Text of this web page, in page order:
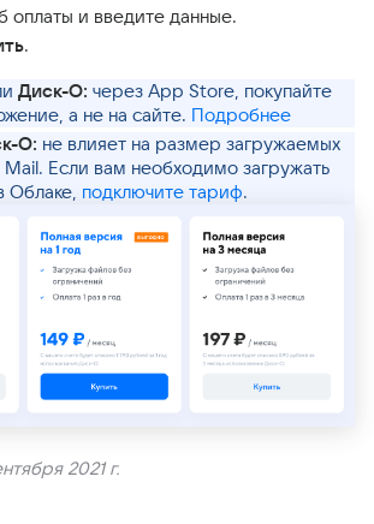
оплаты и введите данные.
.
Диск-О: через App Store, покупайте
а не на сайте. Подробнее
О: не влияет на размер загружаемых
Если вам необходимо загружать
Облаке, подключите тариф.
2021 г.